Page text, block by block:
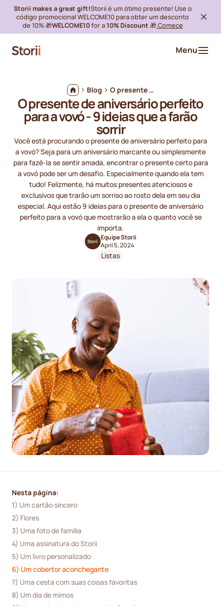
Storii makes a great gift!Storii é um ótimo presente! Use o
código promocional WELCOME10 para obter um desconto
de 10% 🎁WELCOME10for a10% Discount 🎁 Comece
Menu
Blog O presente de aniversário perfeito para a vovó - 9 ideias que a farão sorrir
O presente de aniversário perfeito
para a vovó - 9 ideias que a farão
sorrir
Você está procurando o presente de aniversário perfeito para
a vovó? Seja para um aniversário marcante ou simplesmente
para fazê-la se sentir amada, encontrar o presente certo para
a vovó pode ser um desafio. Especialmente quando ela tem
tudo! Felizmente, há muitos presentes atenciosos e
exclusivos que trarão um sorriso ao rosto dela em seu dia
especial. Aqui estão 9 ideias para o presente de aniversário
perfeito para a vovó que mostrarão a ela o quanto você se
importa.
Equipe Storii
April 5, 2024
Listas
Nesta página:
1) Um cartão sincero
2) Flores
3) Uma foto de família
4) Uma assinatura do Storii
5) Um livro personalizado
6) Um cobertor aconchegante
7) Uma cesta com suas coisas favoritas
8) Um dia de mimos